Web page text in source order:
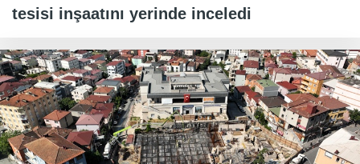
tesisi inşaatını yerinde inceledi